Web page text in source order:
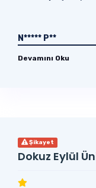
N***** P**
Devamını Oku
Şikayet
Dokuz Eylül